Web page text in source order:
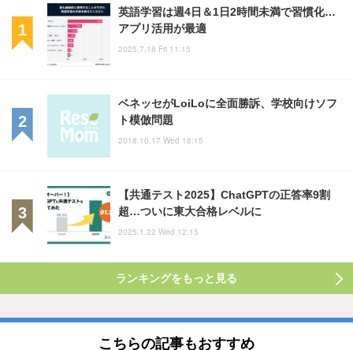
英語学習は週4日＆1日2時間未満で習慣化…
アプリ活用が最適
2025.7.18 Fri 11:15
ベネッセがLoiLoに全面勝訴、学校向けソフ
ト模倣問題
2018.10.17 Wed 18:15
【共通テスト2025】ChatGPTの正答率9割
超…ついに東大合格レベルに
2025.1.22 Wed 12:15
ランキングをもっと見る
こちらの記事もおすすめ